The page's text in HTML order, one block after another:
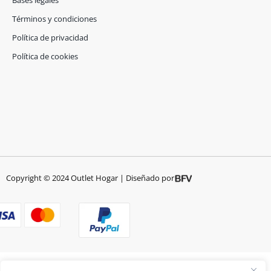
Términos y condiciones
Política de privacidad
Política de cookies
Copyright © 2024 Outlet Hogar | Diseñado por